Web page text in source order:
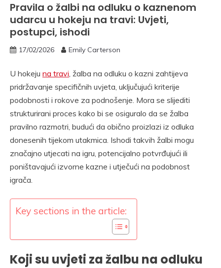
Pravila o žalbi na odluku o kaznenom
udarcu u hokeju na travi: Uvjeti,
postupci, ishodi
17/02/2026 Emily Carterson
U hokeju na travi, žalba na odluku o kazni zahtijeva
pridržavanje specifičnih uvjeta, uključujući kriterije
podobnosti i rokove za podnošenje. Mora se slijediti
strukturirani proces kako bi se osiguralo da se žalba
pravilno razmotri, budući da obično proizlazi iz odluka
donesenih tijekom utakmica. Ishodi takvih žalbi mogu
značajno utjecati na igru, potencijalno potvrđujući ili
poništavajući izvorne kazne i utječući na podobnost
igrača.
Key sections in the article:
Koji su uvjeti za žalbu na odluku